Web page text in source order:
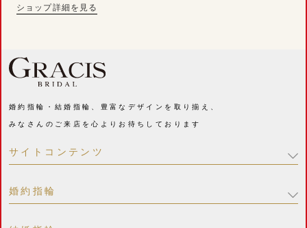
ショップ詳細を見る
婚約指輪・結婚指輪、豊富なデザインを取り揃え、
みなさんのご来店を心よりお待ちしております
サイトコンテンツ
婚約指輪